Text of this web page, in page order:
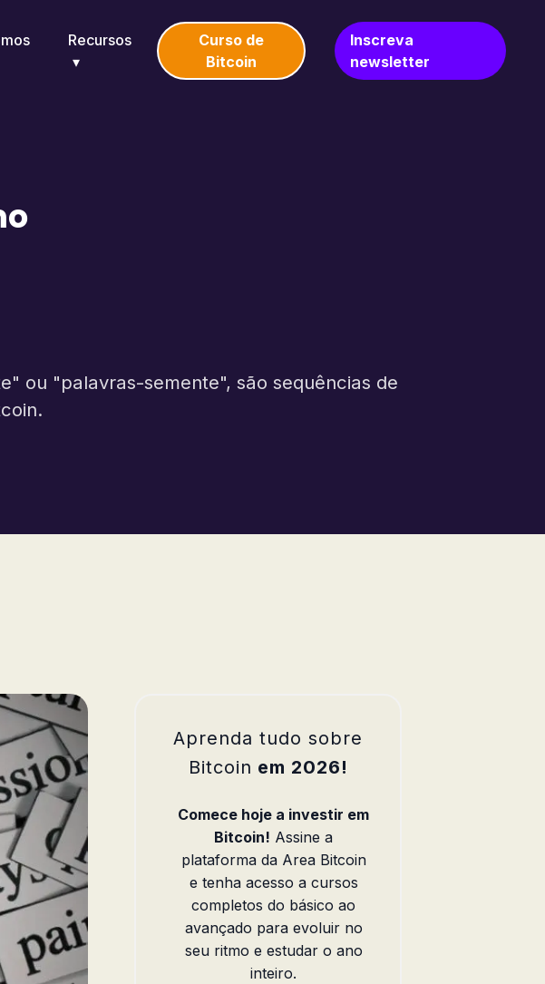
Recursos
Curso de
Bitcoin
Inscreva
newsletter
ou "palavras-semente", são sequências de
Aprenda tudo sobre
Bitcoin em 2026!
Comece hoje a investir em
Bitcoin! Assine a
plataforma da Area Bitcoin
e tenha acesso a cursos
completos do básico ao
avançado para evoluir no
seu ritmo e estudar o ano
inteiro.